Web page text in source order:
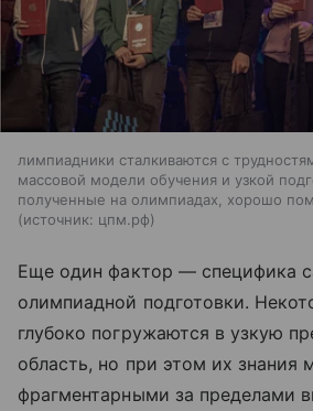
лимпиадники сталкиваются с
массовой модели обучения и узкой
полученные на олимпиадах, хорошо
источник: цпм.рф
Еще один фактор — специфика
олимпиадной подготовки.
глубоко погружаются в узкую
область, но при этом их знания
фрагментарными за пределами